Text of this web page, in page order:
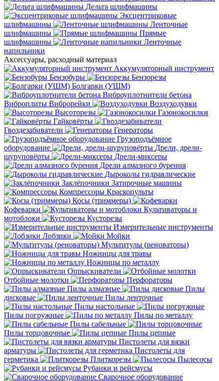
Дельта шлифмашины
Эксцентриковые
шлифмашины
Ленточные
шлифмашины
Прямые
шлифмашины
Ленточные
напильники
Аксессуары, расходный материал
Аккумуляторный инструмент
Бензобуры
Бензорезы
Болгарки (УШМ)
Виброуплотнители бетона
Виброплиты Виброрейки
Воздуходувки
Высоторезы
Газонокосилки
Гайковёрты
Гвоздезабиватели
Генераторы
Грузоподъёмное
оборудование
Дрели, дрели-
шуруповёрты
Дрели-миксеры
Дрели алмазного бурения
Дыроколы гидравлические
Заклёпочники Затирочные машины
Компрессоры Краскопульты
Косы (триммеры)
Кофеварки
Культиваторы и
мотоблоки
Кусторезы
Измерительные инструменты
Лобзики
Мойки
Мультитулы (реноваторы)
Ножницы для травы
Ножницы по металлу
Опрыскиватели
Отбойные молотки
Перфораторы
Пилы алмазные
Пилы
дисковые
Пилы ленточные
Пилы настольные
Пилы погружные
Пилы по металлу
Пилы сабельные
Пилы торцовочные
Пилы цепные
Пистолеты для вязки
арматуры
Пистолеты для
герметика
Плиткорезы
Пылесосы
Рубанки и рейсмусы
Сварочное оборудование